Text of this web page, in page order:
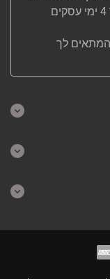
של צ'יטה שופס בכל רחבי הארץ תוך 4 ימי עסקים
המתאים לך